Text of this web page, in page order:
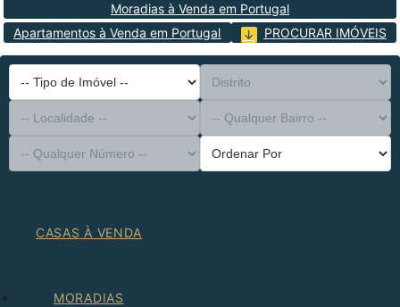
Moradias à Venda em Portugal
Apartamentos à Venda em Portugal
PROCURAR IMÓVEIS
-- Tipo de Imóvel --
Distrito
-- Localidade --
-- Qualquer Bairro --
-- Qualquer Número --
Ordenar Por
CASAS À VENDA
MORADIAS